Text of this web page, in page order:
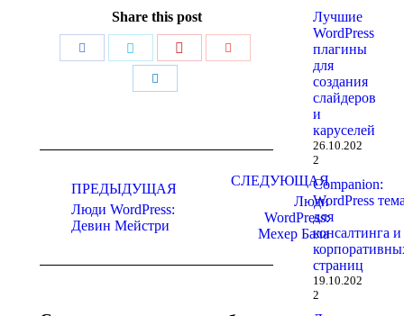
Share this post
ПоделитьсяПоделитьсяПоделитьсяПоделиться
Поделиться
записям
ПРЕДЫДУЩАЯ
Предыдущая
запись:
Люди WordPress:
Девин Мейстри
СЛЕДУЮЩАЯ
Следующая
запись:
Люди
WordPress:
Мехер Бала
Лучшие
WordPress
плагины
для
создания
слайдеров
и
каруселей
26.10.202
2
Companion:
WordPress
для
консалтинга и
страниц
19.10.202
2